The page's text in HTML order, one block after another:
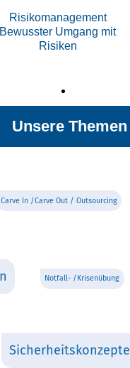
Risikomanagement
Bewusster Umgang mit
Risiken
Unsere Themen
Carve In /Carve Out / Outsourcing
Notfall- /Krisenübung
Sicherheitskonzepte